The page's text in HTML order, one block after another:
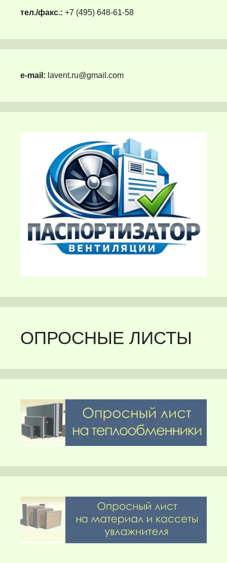
тел./факс.: +7 (495) 648-61-58
e-mail: lavent.ru@gmail.com
ОПРОСНЫЕ ЛИСТЫ